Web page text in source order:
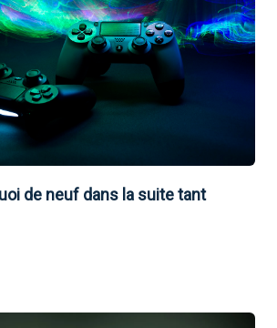
de neuf dans la suite tant